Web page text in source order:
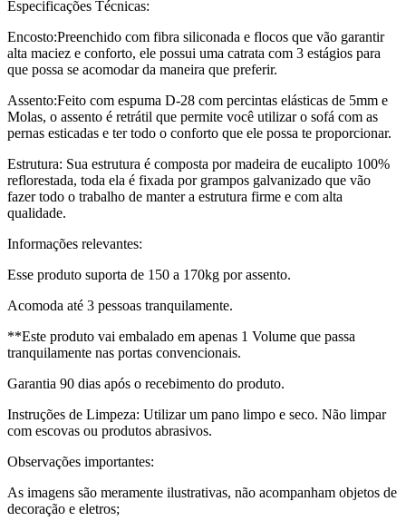
Especificações Técnicas:
Encosto:Preenchido com fibra siliconada e flocos que vão garantir
alta maciez e conforto, ele possui uma catrata com 3 estágios para
que possa se acomodar da maneira que preferir.
Assento:Feito com espuma D-28 com percintas elásticas de 5mm e
Molas, o assento é retrátil que permite você utilizar o sofá com as
pernas esticadas e ter todo o conforto que ele possa te proporcionar.
Estrutura: Sua estrutura é composta por madeira de eucalipto 100%
reflorestada, toda ela é fixada por grampos galvanizado que vão
fazer todo o trabalho de manter a estrutura firme e com alta
qualidade.
Informações relevantes:
Esse produto suporta de 150 a 170kg por assento.
Acomoda até 3 pessoas tranquilamente.
**Este produto vai embalado em apenas 1 Volume que passa
tranquilamente nas portas convencionais.
Garantia 90 dias após o recebimento do produto.
Instruções de Limpeza: Utilizar um pano limpo e seco. Não limpar
com escovas ou produtos abrasivos.
Observações importantes:
As imagens são meramente ilustrativas, não acompanham objetos de
decoração e eletros;